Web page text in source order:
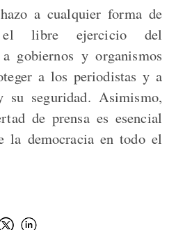
a cualquier forma de
el libre ejercicio del
gobiernos y organismos
a los periodistas y a
seguridad. Asimismo,
de prensa es esencial
la democracia en todo el